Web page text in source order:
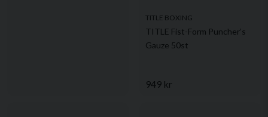
TITLE BOXING
TITLE Fist-Form Puncher’s
Gauze 50st
949 kr